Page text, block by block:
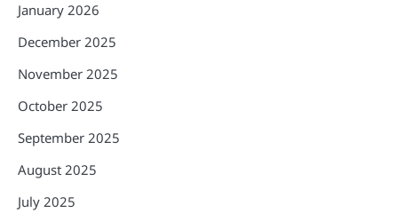
January 2026
December 2025
November 2025
October 2025
September 2025
August 2025
July 2025